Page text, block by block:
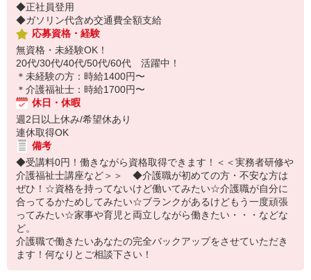
◆正社員登用
◆ガソリン代含め交通費全額支給
応募資格・経験
無資格・未経験OK！
20代/30代/40代/50代/60代 活躍中！
＊未経験の方：時給1400円〜
＊介護福祉士：時給1700円〜
休日・休暇
週2日以上休み/希望休あり
連休取得OK
備考
◆受講料0円！働きながら資格取得できます！＜＜実務者研修や
介護福祉士講座など＞＞ ◆介護職が初めての方・不安な方は
ぜひ！☆資格を持ってないけど働いてみたい☆介護職が自分に
合ってるかためしてみたい☆ブランクがあるけどもう一度頑張
ってみたい☆家事や育児と両立しながら働きたい・・・などな
ど。
介護職で働きたいあなたの完全バックアップをさせていただき
ます！何なりとご相談下さい！